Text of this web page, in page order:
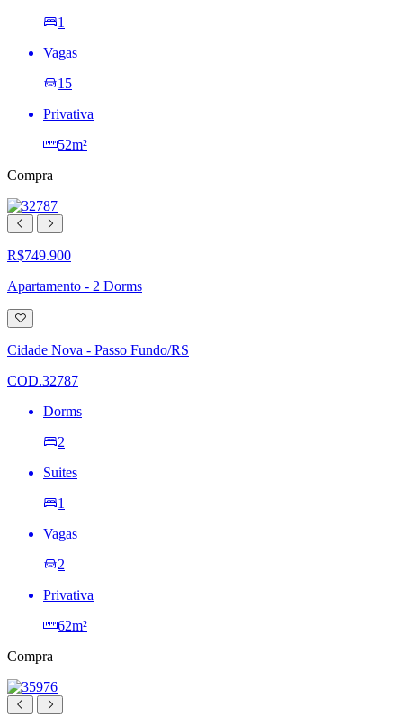
1
Vagas
15
Privativa
52m²
Compra
R$749.900
Apartamento - 2 Dorms
Adicionar
à
lista
de
Cidade Nova - Passo Fundo/RS
COD.32787
Dorms
2
Suites
1
Vagas
2
Privativa
62m²
Compra